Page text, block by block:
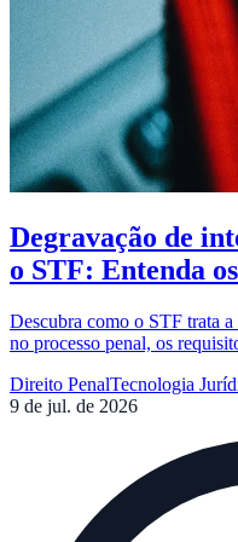
Degravação de
o STF: Entenda
Descubra como o STF trata
no processo penal, os
Direito PenalTecnologia
9 de jul. de 2026